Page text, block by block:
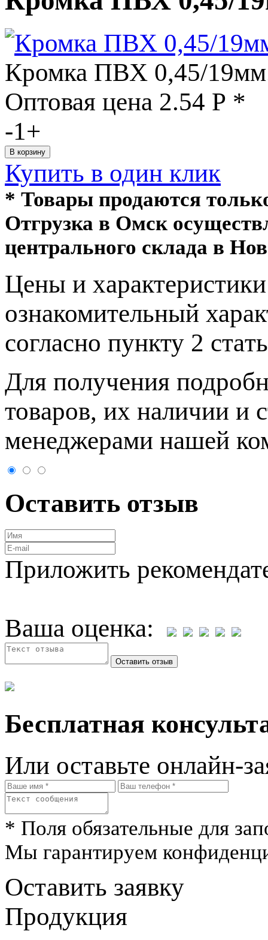
Кромка ПВХ 0,45/
Оптовая цена 2.54 Р *
-1+
Купить в один клик
* Товары продаются
Отгрузка в Омск
центрального склада в
Цeны и
ознакомительный
согласно пункту 2
Для пoлучения
товaров, их нaличии и
менеджерами нашей
Оставить отзыв
Приложить
Ваша оценка:
Бесплатная
Или оставьте онлайн-
* Поля обязательные для
Мы гарантируем
Оставить заявку
Продукция